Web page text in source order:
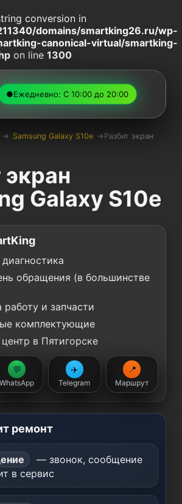
conversion in
domains/smartking26.ru/wp-
canonical-virtual/smartking-
on line 1300
●Ежедневно: С 10:00 до 20:00
→ Samsung Galaxy S10e → Разбит экран
экран
Galaxy S10e
обращения (в большинстве
работу и запчасти
комплектующие
в Пятигорске
💬
WhatsApp
✈️
Telegram
📍
Маршрут
ремонт
— звонок, сообщение
в сервис